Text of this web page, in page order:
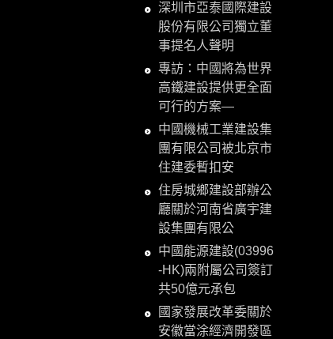
深圳市亞泰國際建設
股份有限公司獨立董
事提名人聲明
專訪：中國將為世界
高鐵建設提供更全面
可行的方案—
中國機械工業建設集
團有限公司被北京市
住建委暫扣安
住房城鄉建設部辦公
廳關於河南省廣宇建
設集團有限公
中國能源建設(03996
-HK)兩附屬公司簽訂
共50億元承包
國家發展改革委關於
安徽當涂經濟開發區